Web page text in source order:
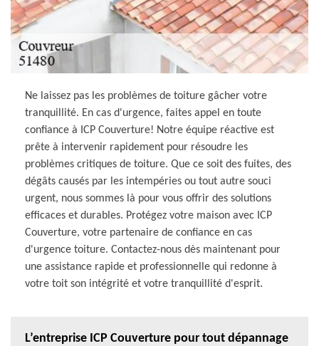
Ne laissez pas les problèmes de toiture gâcher votre
tranquillité. En cas d'urgence, faites appel en toute
confiance à ICP Couverture! Notre équipe réactive est
prête à intervenir rapidement pour résoudre les
problèmes critiques de toiture. Que ce soit des fuites, des
dégâts causés par les intempéries ou tout autre souci
urgent, nous sommes là pour vous offrir des solutions
efficaces et durables. Protégez votre maison avec ICP
Couverture, votre partenaire de confiance en cas
d'urgence toiture. Contactez-nous dès maintenant pour
une assistance rapide et professionnelle qui redonne à
votre toit son intégrité et votre tranquillité d'esprit.
L’entreprise ICP Couverture pour tout dépannage